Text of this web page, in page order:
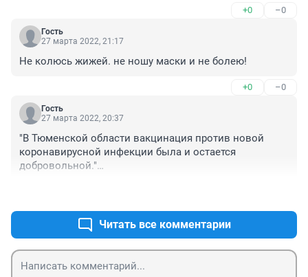
+0 –0
Гость
27 марта 2022, 21:17
Не колюсь жижей. не ношу маски и не болею!
+0 –0
Гость
27 марта 2022, 20:37
"В Тюменской области вакцинация против новой
коронавирусной инфекции была и остается
добровольной."
привился, а сегодня уже отменять собрались. Обидно,
Читать все комментарии